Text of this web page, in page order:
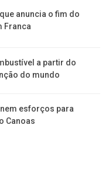
anuncia o fim do
Franca
a partir do
do mundo
esforços para
Canoas